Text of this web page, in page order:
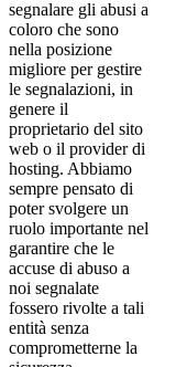
segnalare gli abusi a
coloro che sono
nella posizione
migliore per gestire
le segnalazioni, in
genere il
proprietario del sito
web o il provider di
hosting. Abbiamo
sempre pensato di
poter svolgere un
ruolo importante nel
garantire che le
accuse di abuso a
noi segnalate
fossero rivolte a tali
entità senza
comprometterne la